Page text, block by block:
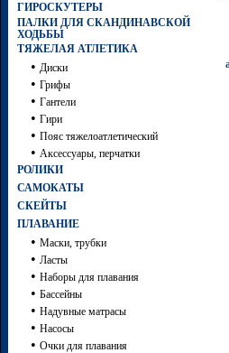
ГИРОСКУТЕРЫ
ПАЛКИ ДЛЯ СКАНДИНАВСКОЙ
ХОДЬБЫ
ТЯЖЕЛАЯ АТЛЕТИКА
• Диски
• Грифы
• Гантели
• Гири
• Пояс тяжелоатлетический
• Аксессуары, перчатки
РОЛИКИ
САМОКАТЫ
СКЕЙТЫ
ПЛАВАНИЕ
• Маски, трубки
• Ласты
• Наборы для плавания
• Бассейны
• Надувные матрасы
• Насосы
• Очки для плавания